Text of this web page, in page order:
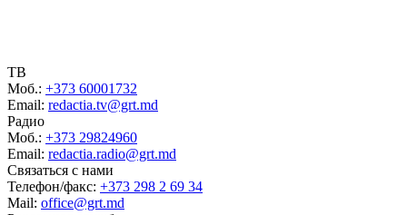
ТВ
Моб.: +373 60001732
Email: redactia.tv@grt.md
Радио
Моб.: +373 29824960
Email: redactia.radio@grt.md
Связаться с нами
Телефон/факс: +373 298 2 69 34
Mail: office@grt.md